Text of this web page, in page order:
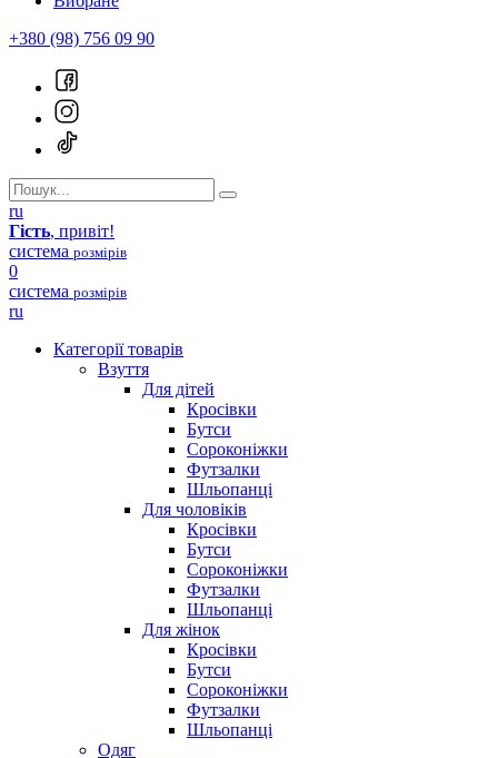
+380 (98) 756 09 90
ru
Гість, привіт!
система розмірів
0
система розмірів
ru
Категорії товарів
Взуття
Для дітей
Кросівки
Бутси
Сороконіжки
Футзалки
Шльопанці
Для чоловіків
Кросівки
Бутси
Сороконіжки
Футзалки
Шльопанці
Для жінок
Кросівки
Бутси
Сороконіжки
Футзалки
Шльопанці
Одяг